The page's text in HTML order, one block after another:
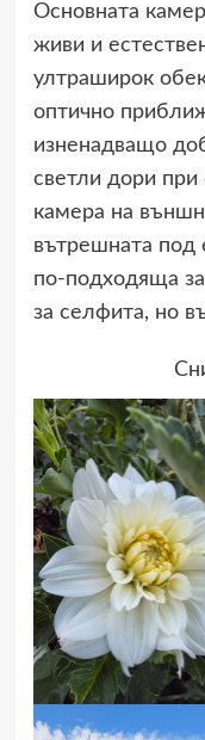
Основната
живи и
ултраширок
оптично
изненадващо
светли дори при
камера на
вътрешната под
по-подходяща
за селфита, но